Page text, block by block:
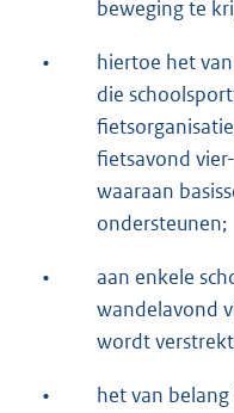
beweging te
•
hiertoe het
die
fietsavond
waaraan
ondersteunen;
•
aan enkele
wandelavond
wordt
•
het van